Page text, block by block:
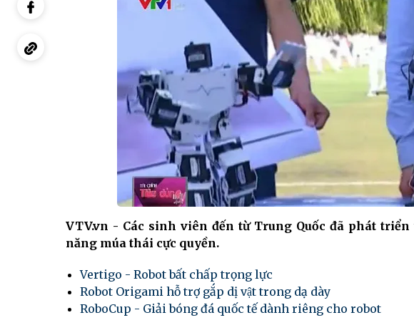
VTV.vn - Các sinh viên đến từ Trung Quốc đã phát
năng múa thái cực quyền.
Vertigo - Robot bất chấp trọng lực
Robot Origami hỗ trợ gắp dị vật trong dạ dày
RoboCup - Giải bóng đá quốc tế dành riêng cho robot